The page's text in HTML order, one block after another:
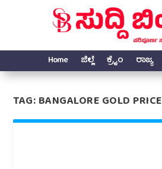
Home ಜಿಲ್ಲೆ ಕ್ರೈಂ ರಾಜ್ಯ
TAG:BANGALORE GOLD PRICE